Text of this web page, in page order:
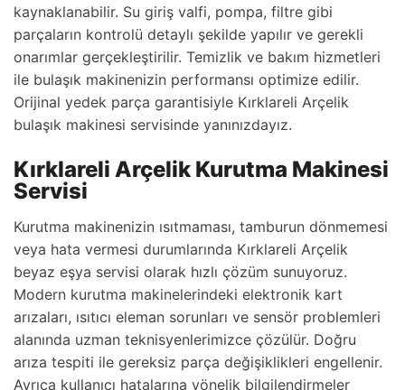
kaynaklanabilir. Su giriş valfi, pompa, filtre gibi
parçaların kontrolü detaylı şekilde yapılır ve gerekli
onarımlar gerçekleştirilir. Temizlik ve bakım hizmetleri
ile bulaşık makinenizin performansı optimize edilir.
Orijinal yedek parça garantisiyle Kırklareli Arçelik
bulaşık makinesi servisinde yanınızdayız.
Kırklareli Arçelik Kurutma Makinesi
Servisi
Kurutma makinenizin ısıtmaması, tamburun dönmemesi
veya hata vermesi durumlarında Kırklareli Arçelik
beyaz eşya servisi olarak hızlı çözüm sunuyoruz.
Modern kurutma makinelerindeki elektronik kart
arızaları, ısıtıcı eleman sorunları ve sensör problemleri
alanında uzman teknisyenlerimizce çözülür. Doğru
arıza tespiti ile gereksiz parça değişiklikleri engellenir.
Ayrıca kullanıcı hatalarına yönelik bilgilendirmeler